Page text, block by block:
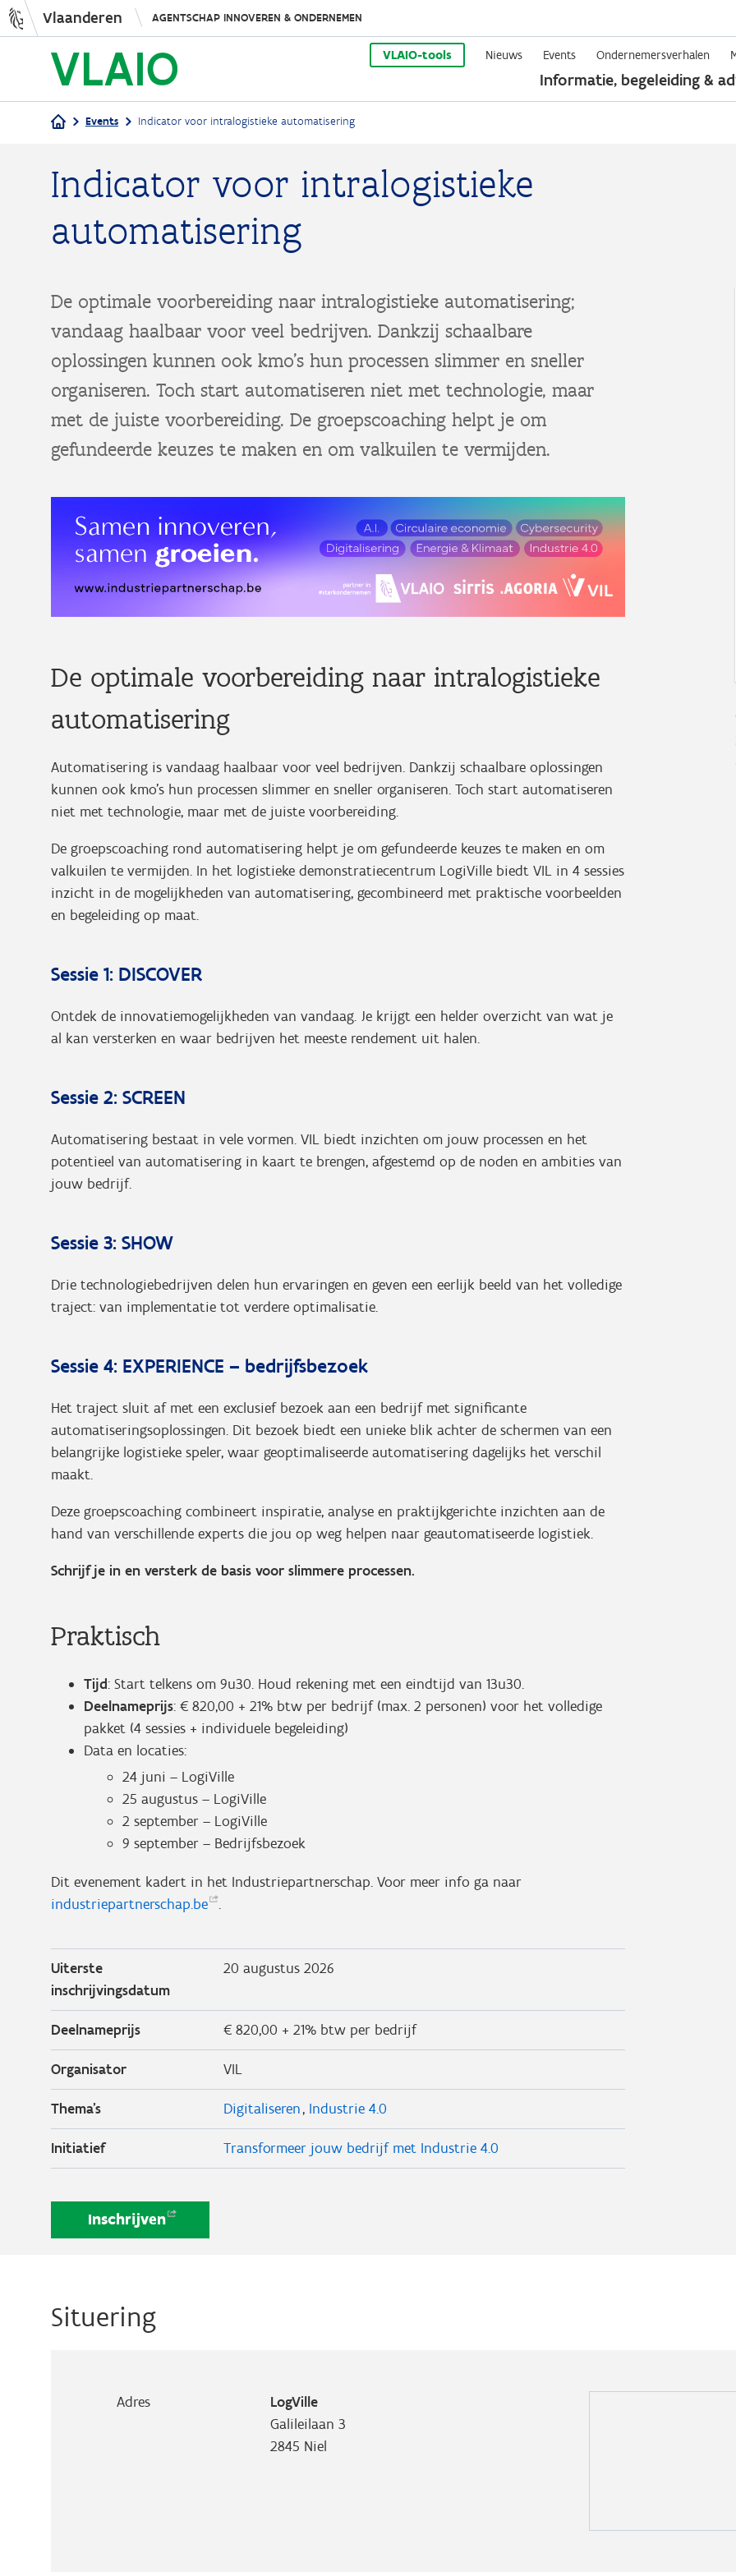
Overslaan
en
naar
de
Vlaanderen AGENTSCHAP INNOVEREN & ONDERNEMEN
VLAIO-tools Nieuws Events Ondernemersverhalen
Informatie, begeleiding &
Kruimelpad
Events Indicator voor intralogistieke automatisering
Indicator voor intralogistieke
automatisering
De optimale voorbereiding naar intralogistieke automatisering;
vandaag haalbaar voor veel bedrijven. Dankzij schaalbare
oplossingen kunnen ook kmo’s hun processen slimmer en sneller
organiseren. Toch start automatiseren niet met technologie, maar
met de juiste voorbereiding. De groepscoaching helpt je om
gefundeerde keuzes te maken en om valkuilen te vermijden.
De optimale voorbereiding naar intralogistieke
automatisering
Automatisering is vandaag haalbaar voor veel bedrijven. Dankzij schaalbare oplossingen
kunnen ook kmo’s hun processen slimmer en sneller organiseren. Toch start automatiseren
niet met technologie, maar met de juiste voorbereiding.
De groepscoaching rond automatisering helpt je om gefundeerde keuzes te maken en om
valkuilen te vermijden. In het logistieke demonstratiecentrum LogiVille biedt VIL in 4 sessies
inzicht in de mogelijkheden van automatisering, gecombineerd met praktische voorbeelden
en begeleiding op maat.
Sessie 1: DISCOVER
Ontdek de innovatiemogelijkheden van vandaag. Je krijgt een helder overzicht van wat je
al kan versterken en waar bedrijven het meeste rendement uit halen.
Sessie 2: SCREEN
Automatisering bestaat in vele vormen. VIL biedt inzichten om jouw processen en het
potentieel van automatisering in kaart te brengen, afgestemd op de noden en ambities van
jouw bedrijf.
Sessie 3: SHOW
Drie technologiebedrijven delen hun ervaringen en geven een eerlijk beeld van het volledige
traject: van implementatie tot verdere optimalisatie.
Sessie 4: EXPERIENCE – bedrijfsbezoek
Het traject sluit af met een exclusief bezoek aan een bedrijf met significante
automatiseringsoplossingen. Dit bezoek biedt een unieke blik achter de schermen van een
belangrijke logistieke speler, waar geoptimaliseerde automatisering dagelijks het verschil
maakt.
Deze groepscoaching combineert inspiratie, analyse en praktijkgerichte inzichten aan de
hand van verschillende experts die jou op weg helpen naar geautomatiseerde logistiek.
Schrijf je in en versterk de basis voor slimmere processen.
Praktisch
Tijd: Start telkens om 9u30. Houd rekening met een eindtijd van 13u30.
Deelnameprijs: € 820,00 + 21% btw per bedrijf (max. 2 personen) voor het volledige
pakket (4 sessies + individuele begeleiding)
Data en locaties:
24 juni – LogiVille
25 augustus – LogiVille
2 september – LogiVille
9 september – Bedrijfsbezoek
Dit evenement kadert in het Industriepartnerschap. Voor meer info ga naar
industriepartnerschap.be .
Uiterste
inschrijvingsdatum
20 augustus 2026
Deelnameprijs € 820,00 + 21% btw per bedrijf
Organisator VIL
Thema's Digitaliseren Industrie 4.0
Initiatief Transformeer jouw bedrijf met Industrie 4.0
Inschrijven
Situering
Adres
LogVille
Galileilaan 3
2845 Niel